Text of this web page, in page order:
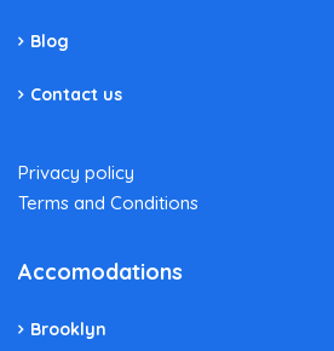
Blog
Contact us
Privacy policy
Terms and Conditions
Accomodations
Brooklyn